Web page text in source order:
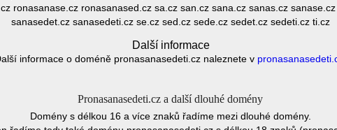
ronasanase.cz ronasanased.cz sa.cz san.cz sana.cz sanas.cz
sanasedet.cz sanasedeti.cz se.cz sed.cz sede.cz sedet.cz sedeti.cz ti.cz
Další informace
informace o doméně pronasanasedeti.cz naleznete v
Pronasanasedeti.cz a další dlouhé domény
Domény s délkou 16 a více znaků řadíme mezi dlouhé domény.